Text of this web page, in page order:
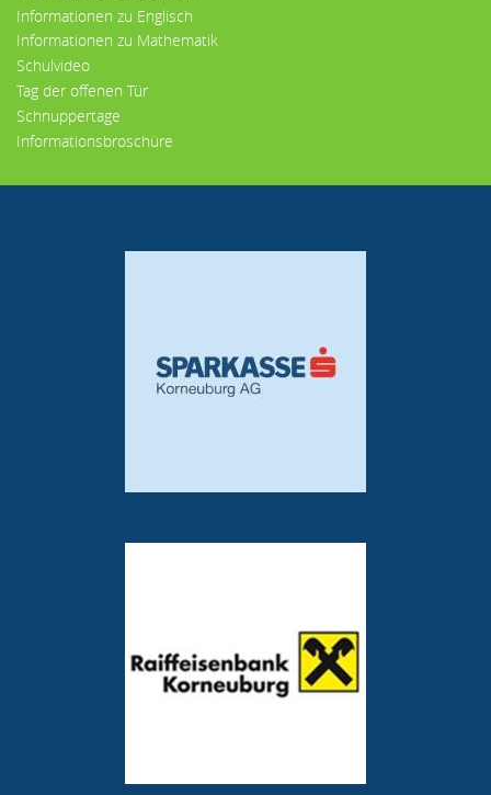
Informationen zu Englisch
Informationen zu Mathematik
Schulvideo
Tag der offenen Tür
Schnuppertage
Informationsbroschüre